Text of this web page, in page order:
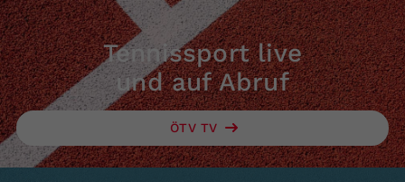
Tennissport live
und auf Abruf
ÖTV TV